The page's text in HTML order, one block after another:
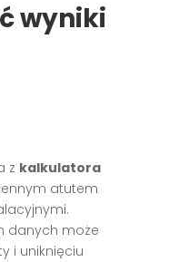
wyniki
z kalkulatora
atutem
danych może
i uniknięciu